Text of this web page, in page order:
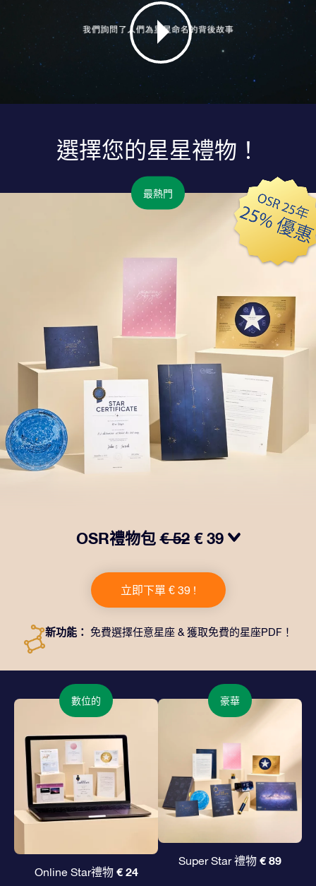
選擇您的星星禮物！
最熱門
OSR禮物包€ 52 € 39
一個精美的信封、寄往您的收貨地址的個性化文檔、電子
文件以及免費應用程序。這是一種向親友贈送永恒禮物的
神奇方式。
立即下單 € 39 !
新功能： 免費選擇任意星座 & 獲取免費的星座PDF！
數位的
Online Star禮物 € 24
豪華
Super Star 禮物 € 89